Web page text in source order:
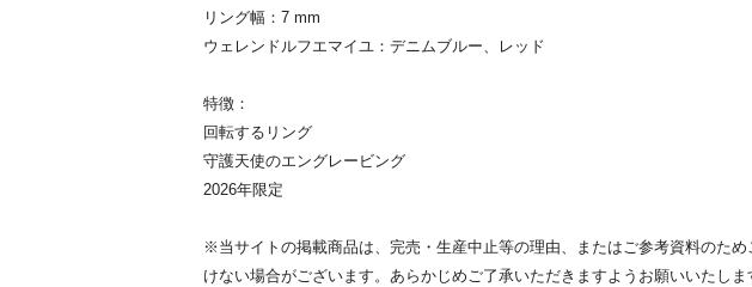
リング幅：7 mm
ウェレンドルフエマイユ：デニムブルー、レッド
特徴：
回転するリング
守護天使のエングレービング
2026年限定
※当サイトの掲載商品は、完売・生産中止等の理由、またはご参考資料のため
けない場合がございます。あらかじめご了承いただきますようお願いいたしま